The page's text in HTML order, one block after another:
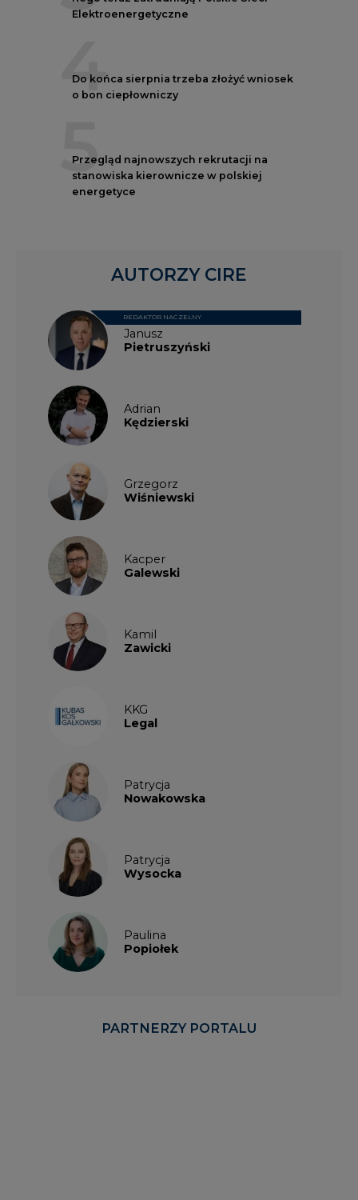
Elektroenergetyczne
4
Do końca sierpnia trzeba złożyć wniosek
o bon ciepłowniczy
5
Przegląd najnowszych rekrutacji na
stanowiska kierownicze w polskiej
energetyce
Janusz
Pietruszyński
REDAKTOR NACZELNY
Adrian
Kędzierski
Grzegorz
Wiśniewski
Kacper
Galewski
Kamil
Zawicki
KKG
Legal
Patrycja
Nowakowska
Patrycja
Wysocka
Paulina
Popiołek
AUTORZY CIRE
PARTNERZY PORTALU